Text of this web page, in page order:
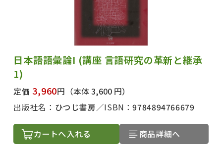
日本語語彙論I (講座 言語研究の革新と継承
1)
定価 3,960円 （本体 3,600 円）
出版社名： ひつじ書房 ISBN：9784894766679
カートへ入れる 商品詳細へ